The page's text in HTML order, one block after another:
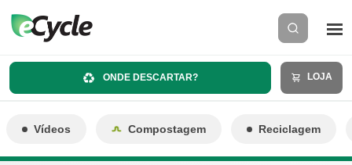
ONDE DESCARTAR? LOJA
Vídeos Compostagem Reciclagem